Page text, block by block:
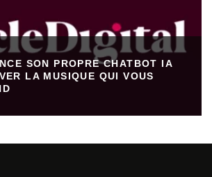
SON PROPRE CHATBOT IA
LA MUSIQUE QUI VOUS